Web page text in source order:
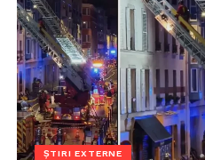
ȘTIRI EXTERNE